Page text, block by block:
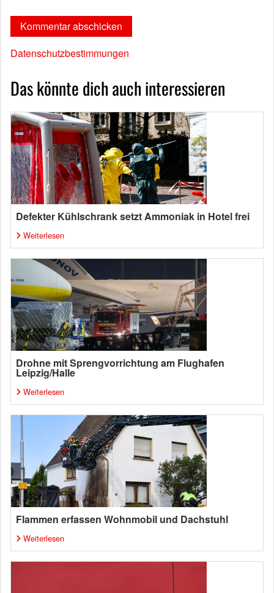
Datenschutzbestimmungen
Das könnte dich auch interessieren
Defekter Kühlschrank setzt Ammoniak in Hotel frei
Weiterlesen
Drohne mit Sprengvorrichtung am Flughafen
Leipzig/Halle
Weiterlesen
Flammen erfassen Wohnmobil und Dachstuhl
Weiterlesen